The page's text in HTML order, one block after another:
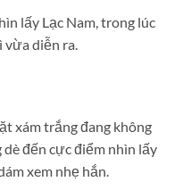
lấy Lạc Nam, trong lúc
vừa diễn ra.
xám trắng đang không
đến cực điểm nhìn lấy
xem nhẹ hắn.